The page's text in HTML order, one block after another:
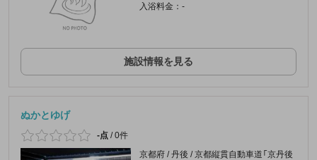
入浴料金：-
施設情報を見る
ぬかとゆげ
-点 /0件
京都府 / 丹後 / 京都縦貫自動車道「京丹後